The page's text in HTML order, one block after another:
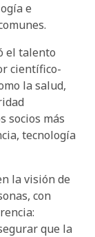
e
el talento
científico-
la salud,
socios más
tecnología
la visión de
con
que la